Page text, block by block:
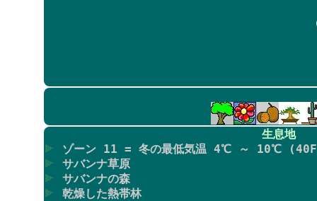
生息地
ゾーン 11 = 冬の最低気温 4℃ ～ 10℃
サバンナ草原
サバンナの森
乾燥した熱帯林